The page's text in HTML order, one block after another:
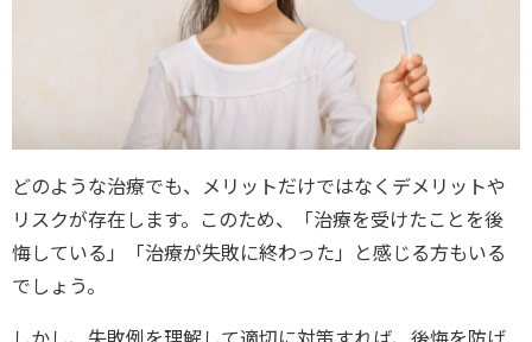
どのような治療でも、メリットだけではなくデメリットや
リスクが存在します。このため、「治療を受けたことを後
悔している」「治療が失敗に終わった」と感じる方もいる
でしょう。